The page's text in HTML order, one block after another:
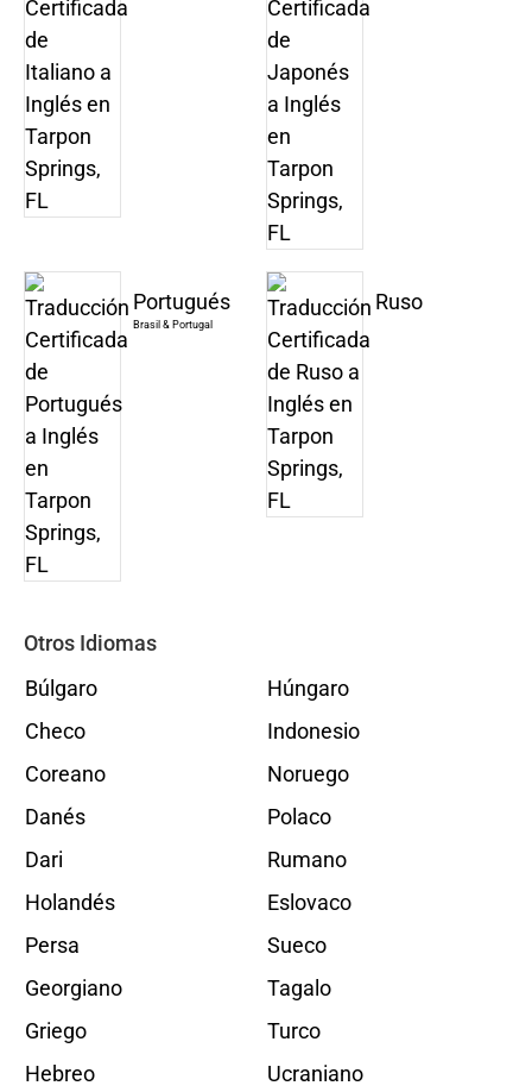
Portugués
Brasil & Portugal
Ruso
Otros Idiomas
Búlgaro
Checo
Coreano
Danés
Dari
Holandés
Persa
Georgiano
Griego
Hebreo
Húngaro
Indonesio
Noruego
Polaco
Rumano
Eslovaco
Sueco
Tagalo
Turco
Ucraniano